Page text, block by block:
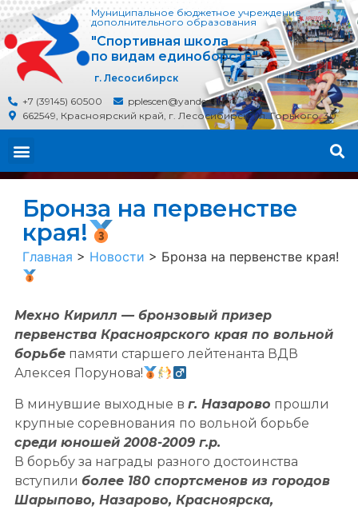
Муниципальное бюджетное учреждение
дополнительного образования
"Спортивная школа
по видам единоборств"
г. Лесосибирск
+7 (39145) 60500
pplescen@yandex.ru
662549, Красноярский край, г. Лесосибирск, ул. Горького, 30
Бронза на первенстве
края!
Главная > Новости > Бронза на первенстве края!
Мехно Кирилл — бронзовый призер
первенства Красноярского края по вольной
борьбе памяти старшего лейтенанта ВДВ
Алексея Порунова!
В минувшие выходные в г. Назарово прошли
крупные соревнования по вольной борьбе
среди юношей 2008-2009 г.р.
В борьбу за награды разного достоинства
вступили более 180 спортсменов из городов
Шарыпово, Назарово, Красноярска,